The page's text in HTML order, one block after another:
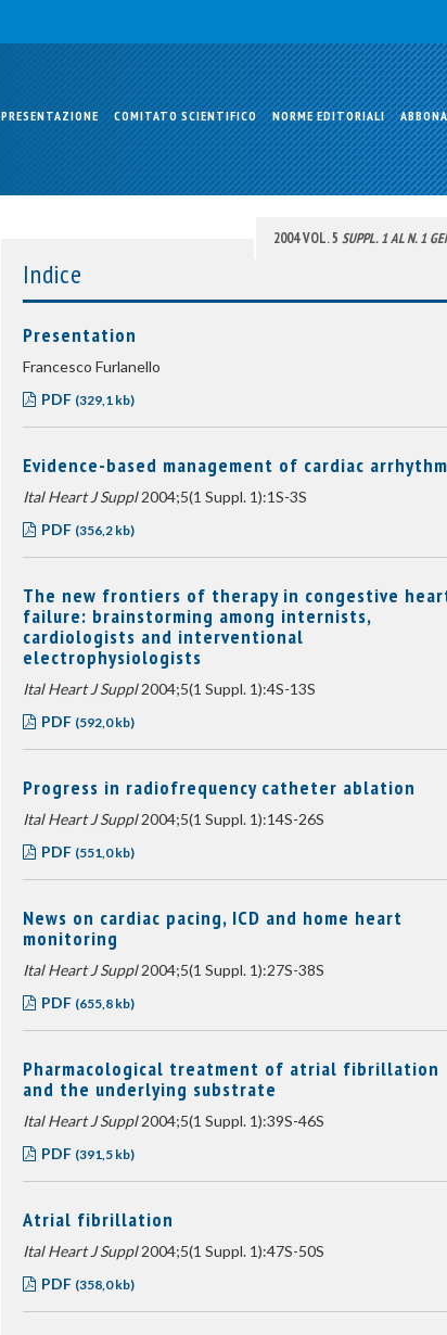
PRESENTAZIONE COMITATO SCIENTIFICO NORME EDITORIALI
2004 VOL. 5 SUPPL. 1 AL N. 1
Indice
Presentation
Francesco Furlanello
PDF (329,1 kb)
Evidence-based management of cardiac
Ital Heart J Suppl2004;5(1 Suppl. 1):1S-3S
PDF (356,2 kb)
The new frontiers of therapy in congestive
failure: brainstorming among internists,
cardiologists and interventional
electrophysiologists
Ital Heart J Suppl2004;5(1 Suppl. 1):4S-13S
PDF (592,0 kb)
Progress in radiofrequency catheter ablation
Ital Heart J Suppl2004;5(1 Suppl. 1):14S-26S
PDF (551,0 kb)
News on cardiac pacing, ICD and home heart
monitoring
Ital Heart J Suppl2004;5(1 Suppl. 1):27S-38S
PDF (655,8 kb)
Pharmacological treatment of atrial fibrillation
and the underlying substrate
Ital Heart J Suppl2004;5(1 Suppl. 1):39S-46S
PDF (391,5 kb)
Atrial fibrillation
Ital Heart J Suppl2004;5(1 Suppl. 1):47S-50S
PDF (358,0 kb)